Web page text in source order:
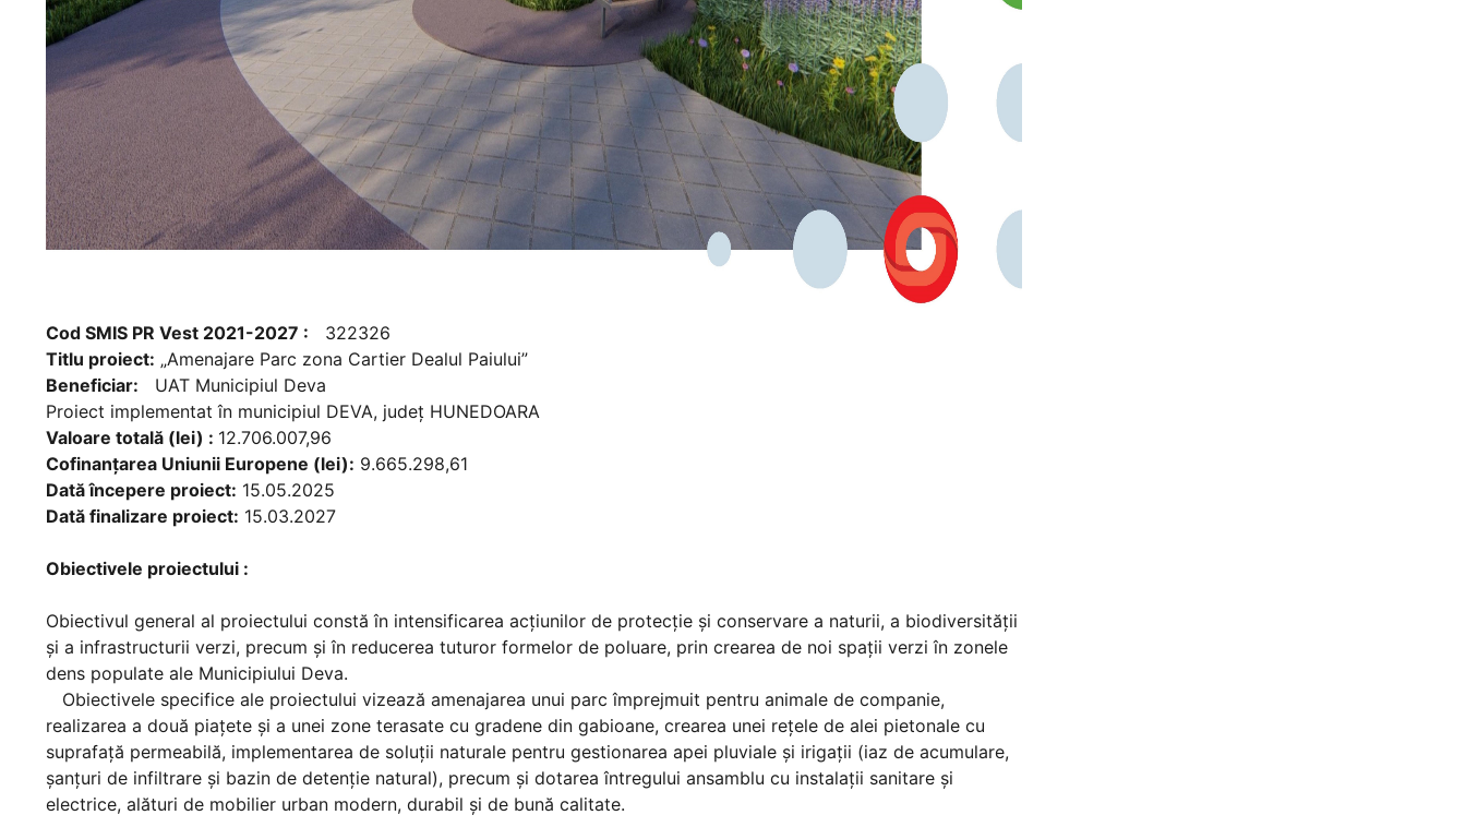
Cod SMIS PR Vest 2021-2027 : 322326
Titlu proiect: „Amenajare Parc zona Cartier Dealul Paiului”
Beneficiar: UAT Municipiul Deva
Proiect implementat în municipiul DEVA, județ HUNEDOARA
Valoare totală (lei) : 12.706.007,96
Cofinanțarea Uniunii Europene (lei): 9.665.298,61
Dată începere proiect: 15.05.2025
Dată finalizare proiect: 15.03.2027
Obiectivele proiectului :
Obiectivul general al proiectului constă în intensificarea acțiunilor de protecție și conservare a naturii, a biodiversității
și a infrastructurii verzi, precum și în reducerea tuturor formelor de poluare, prin crearea de noi spații verzi în zonele
dens populate ale Municipiului Deva.
Obiectivele specifice ale proiectului vizează amenajarea unui parc împrejmuit pentru animale de companie,
realizarea a două piațete și a unei zone terasate cu gradene din gabioane, crearea unei rețele de alei pietonale cu
suprafață permeabilă, implementarea de soluții naturale pentru gestionarea apei pluviale și irigații (iaz de acumulare,
șanțuri de infiltrare și bazin de detenție natural), precum și dotarea întregului ansamblu cu instalații sanitare și
electrice, alături de mobilier urban modern, durabil și de bună calitate.